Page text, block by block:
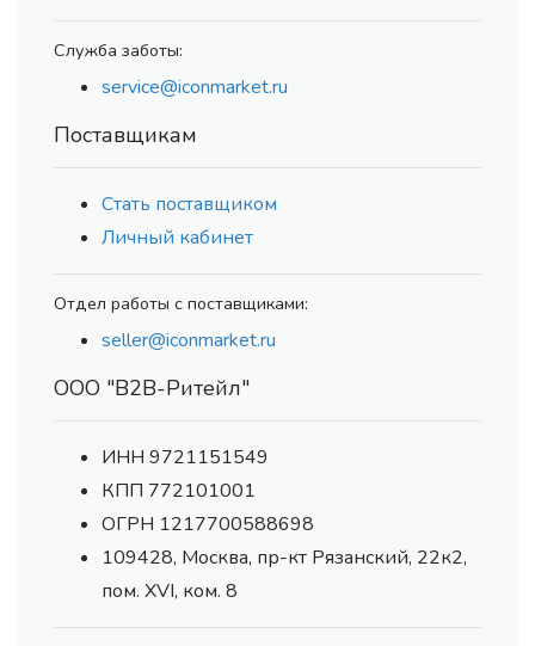
Служба заботы:
service@iconmarket.ru
Поставщикам
Стать поставщиком
Личный кабинет
Отдел работы с поставщиками:
seller@iconmarket.ru
ООО "В2В-Ритейл"
ИНН 9721151549
КПП 772101001
ОГРН 1217700588698
109428, Москва, пр-кт Рязанский, 22к2,
пом. XVI, ком. 8